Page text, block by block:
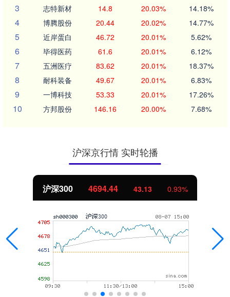
3 志特新材 14.8 20.03% 14.18%
4 博腾股份 20.44 20.02% 14.77%
5 近岸蛋白 46.72 20.01% 5.62%
6 毕得医药 61.6 20.01% 6.12%
7 五洲医疗 83.62 20.01% 18.37%
8 耐科装备 49.67 20.01% 6.83%
9 一博科技 53.33 20.01% 17.26%
10 方邦股份 146.16 20.00% 7.68%
沪深京行情 实时轮播
北证50 1134.24 11.37 1.01%